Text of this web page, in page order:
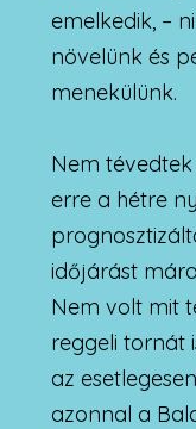
emelkedik, –
növelünk és
menekülünk.
Nem
erre a hétre
időjárást
Nem volt mit
reggeli tornát
az
azonnal a